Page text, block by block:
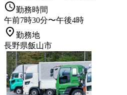
勤務時間
午前7時30分〜午後4時
勤務地
長野県飯山市